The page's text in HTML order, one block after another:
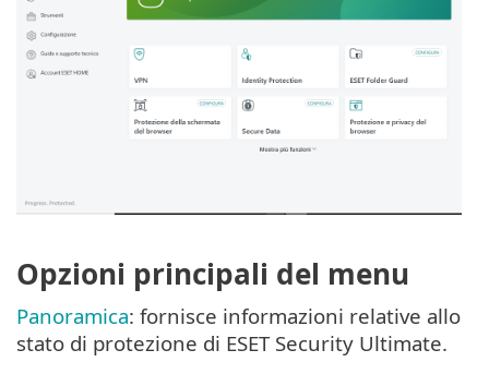
Opzioni principali del menu
Panoramica: fornisce informazioni relative allo
stato di protezione di ESET Security Ultimate.